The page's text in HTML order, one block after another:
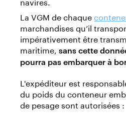
La VGM de chaque
marchandises qu’il
impérativement être
maritime, sans cette
pourra pas embarquer à
L'expéditeur est
du poids du conteneur
de pesage sont autorisées :